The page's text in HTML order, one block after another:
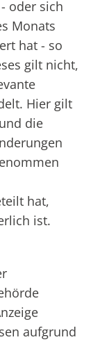
oder sich
Monats
hat - so
gilt nicht,
Hier gilt
die
hat,
ist.
aufgrund